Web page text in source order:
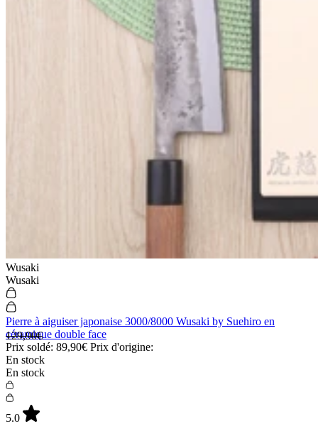
Wusaki
Wusaki
Pierre à aiguiser japonaise 3000/8000 Wusaki by Suehiro en
céramique double face
Prix soldé: 89,90€ Prix d'origine:
129,90€
En stock
En stock
5.0